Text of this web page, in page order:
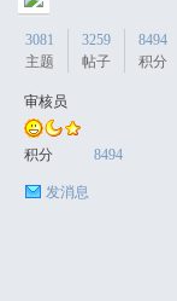
3081
主题
3259
帖子
8494
积分
审核员
积分 8494
发消息